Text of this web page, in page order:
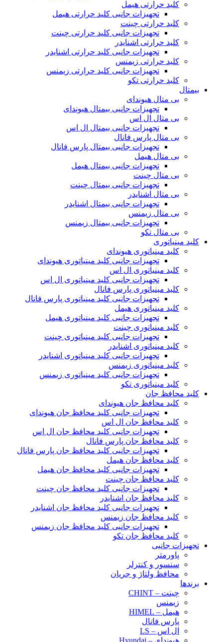
کلید حرارتی هیمل
تجهیزات جانبی کلید حرارتی هیمل
کلید حرارتی چینت
تجهیزات جانبی کلید حرارتی چینت
کلید حرارتی اشنایدر
تجهیزات جانبی کلید حرارتی اشنایدر
کلید حرارتی زیمنس
تجهیزات جانبی کلید حرارتی زیمنس
کلید حرارتی تکو
بیمتال
بی متال هیوندای
تجهیزات جانبی بیمتال هیوندای
بی متال ال اس
تجهیزات جانبی بیمتال ال اس
بی متال پارس فانال
تجهیزات جانبی بیمتال پارس فانال
بی متال هیمل
تجهیزات جانبی بیمتال هیمل
بی متال چینت
تجهیزات جانبی بیمتال چینت
بی متال اشنایدر
تجهیزات جانبی بیمتال اشنایدر
بی متال زیمنس
تجهیزات جانبی بیمتال زیمنس
بی متال تکو
کلید مینیاتوری
کلید مینیاتوری هیوندای
تجهیزات جانبی کلید مینیاتوری هیوندای
کلید مینیاتوری ال اس
تجهیزات جانبی کلید مینیاتوری ال اس
کلید مینیاتوری پارس فانال
تجهیزات جانبی کلید مینیاتوری پارس فانال
کلید مینیاتوری هیمل
تجهیزات جانبی کلید مینیاتوری هیمل
کلید مینیاتوری چینت
تجهیزات جانبی کلید مینیاتوری چینت
کلید مینیاتوری اشنایدر
تجهیزات جانبی کلید مینیاتوری اشنایدر
کلید مینیاتوری زیمنس
تجهیزات جانبی کلید مینیاتوری زیمنس
کلید مینیاتوری تکو
کلید محافظ جان
کلید محافظ جان هیوندای
تجهیزات جانبی کلید محافظ جان هیوندای
کلید محافظ جان ال اس
تجهیزات جانبی کلید محافظ جان ال اس
کلید محافظ جان پارس فانال
تجهیزات جانبی کلید محافظ جان پارس فانال
کلید محافظ جان هیمل
تجهیزات جانبی کلید محافظ جان هیمل
کلید محافظ جان چینت
تجهیزات جانبی کلید محافظ جان چینت
کلید محافظ جان اشنایدر
تجهیزات جانبی کلید محافظ جان اشنایدر
کلید محافظ جان زیمنس
تجهیزات جانبی کلید محافظ جان زیمنس
کلید محافظ جان تکو
تجهیزات جانبی
پاورمتر
سنسور و کنترلر
محافظ ولتاژ و‌ جریان
برندها
چینت – CHINT
زیمنس
هیمل – HIMEL
پارس فانال
ال اس – LS
هیوندای – Hyundai